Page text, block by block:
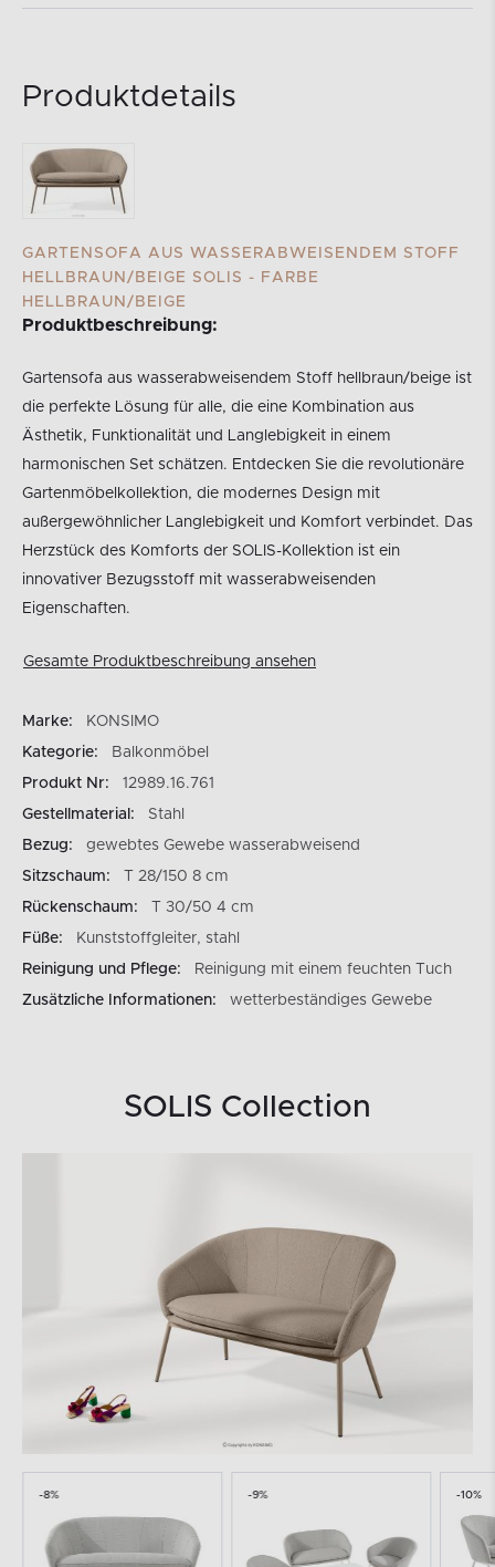
Produktdetails
GARTENSOFA AUS WASSERABWEISENDEM STOFF
HELLBRAUN/BEIGE SOLIS - FARBE
HELLBRAUN/BEIGE
Produktbeschreibung:
Gartensofa aus wasserabweisendem Stoff hellbraun/beige ist
die perfekte Lösung für alle, die eine Kombination aus
Ästhetik, Funktionalität und Langlebigkeit in einem
harmonischen Set schätzen. Entdecken Sie die revolutionäre
Gartenmöbelkollektion, die modernes Design mit
außergewöhnlicher Langlebigkeit und Komfort verbindet. Das
Herzstück des Komforts der SOLIS-Kollektion ist ein
innovativer Bezugsstoff mit wasserabweisenden
Eigenschaften.
Gesamte Produktbeschreibung ansehen
Marke:
KONSIMO
Kategorie:
Balkonmöbel
Produkt Nr:
12989.16.761
Gestellmaterial:
Stahl
Bezug:
gewebtes Gewebe wasserabweisend
Sitzschaum:
T 28/150 8 cm
Rückenschaum:
T 30/50 4 cm
Füße:
Kunststoffgleiter, stahl
Reinigung und Pflege:
Reinigung mit einem feuchten Tuch
Zusätzliche Informationen:
wetterbeständiges Gewebe
SOLIS Collection
-8% -9% -10%